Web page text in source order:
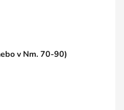
v Nm. 70-90)